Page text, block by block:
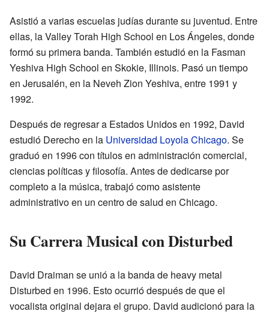
Asistió a varias escuelas judías durante su juventud. Entre
ellas, la Valley Torah High School en Los Ángeles, donde
formó su primera banda. También estudió en la Fasman
Yeshiva High School en Skokie, Illinois. Pasó un tiempo
en Jerusalén, en la Neveh Zion Yeshiva, entre 1991 y
1992.
Después de regresar a Estados Unidos en 1992, David
estudió Derecho en la Universidad Loyola Chicago. Se
graduó en 1996 con títulos en administración comercial,
ciencias políticas y filosofía. Antes de dedicarse por
completo a la música, trabajó como asistente
administrativo en un centro de salud en Chicago.
Su Carrera Musical con Disturbed
David Draiman se unió a la banda de heavy metal
Disturbed en 1996. Esto ocurrió después de que el
vocalista original dejara el grupo. David audicionó para la